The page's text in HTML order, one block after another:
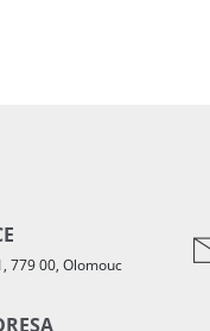
779 00, Olomouc